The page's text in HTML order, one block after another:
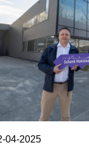
04-2025